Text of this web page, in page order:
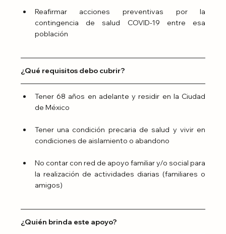
Reafirmar acciones preventivas por la
contingencia de salud COVID-19 entre esa
población
¿Qué requisitos debo cubrir?
Tener 68 años en adelante y residir en la Ciudad
de México
Tener una condición precaria de salud y vivir en
condiciones de aislamiento o abandono
No contar con red de apoyo familiar y/o social para
la realización de actividades diarias (familiares o
amigos)
¿Quién brinda este apoyo?